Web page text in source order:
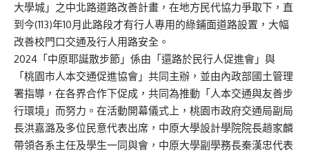
大學城」之中北路道路改善計畫，在地方民代協力爭取下，直
到今(113)年10月此路段才有行人專用的綠鋪面道路設置，大幅
改善校門口交通及行人用路安全。
2024「中原耶誕散步節」係由「還路於民行人促進會」與
「桃園市人本交通促進協會」共同主辦，並由內政部國土管理
署指導，在各界合作下促成，共同為推動「人本交通與友善步
行環境」而努力。在活動開幕儀式上，桃園市政府交通局副局
長洪嘉潞及多位民意代表出席，中原大學設計學院院長趙家麟
帶領各系主任及學生一同與會，中原大學副學務長秦漢忠代表